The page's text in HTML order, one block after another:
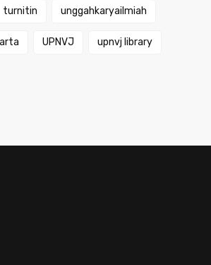
turnitin unggahkaryailmiah
UPNVJ upnvj library